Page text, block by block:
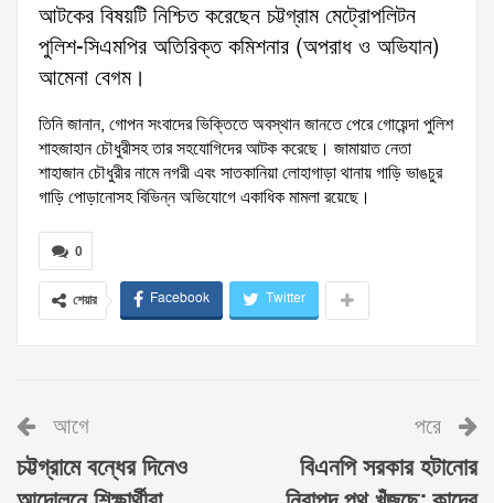
আটকের বিষয়টি নিশ্চিত করেছেন চট্টগ্রাম মেট্রোপলিটন
পুলিশ-সিএমপির অতিরিক্ত কমিশনার (অপরাধ ও অভিযান)
আমেনা বেগম।
তিনি জানান, গোপন সংবাদের ভিক্তিতে অবস্থান জানতে পেরে গোয়েন্দা পুলিশ
শাহজাহান চৌধুরীসহ তার সহযোগিদের আটক করেছে। জামায়াত নেতা
শাহাজান চৌধুরীর নামে নগরী এবং সাতকানিয়া লোহাগাড়া থানায় গাড়ি ভাঙচুর
গাড়ি পোড়ানোসহ বিভিন্ন অভিযোগে একাধিক মামলা রয়েছে।
0
শেয়ার Facebook Twitter
আগে
চট্টগ্রামে বন্ধের দিনেও
পরে
বিএনপি সরকার হটানোর